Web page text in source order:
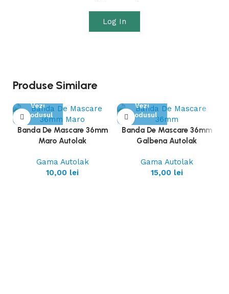
Log In
Produse Similare
Vezi
Produsul
Banda De Mascare 36mm
Maro Autolak
Gama Autolak
10,00 lei
Vezi
Produsul
Banda De Mascare 36mm
Galbena Autolak
Gama Autolak
15,00 lei